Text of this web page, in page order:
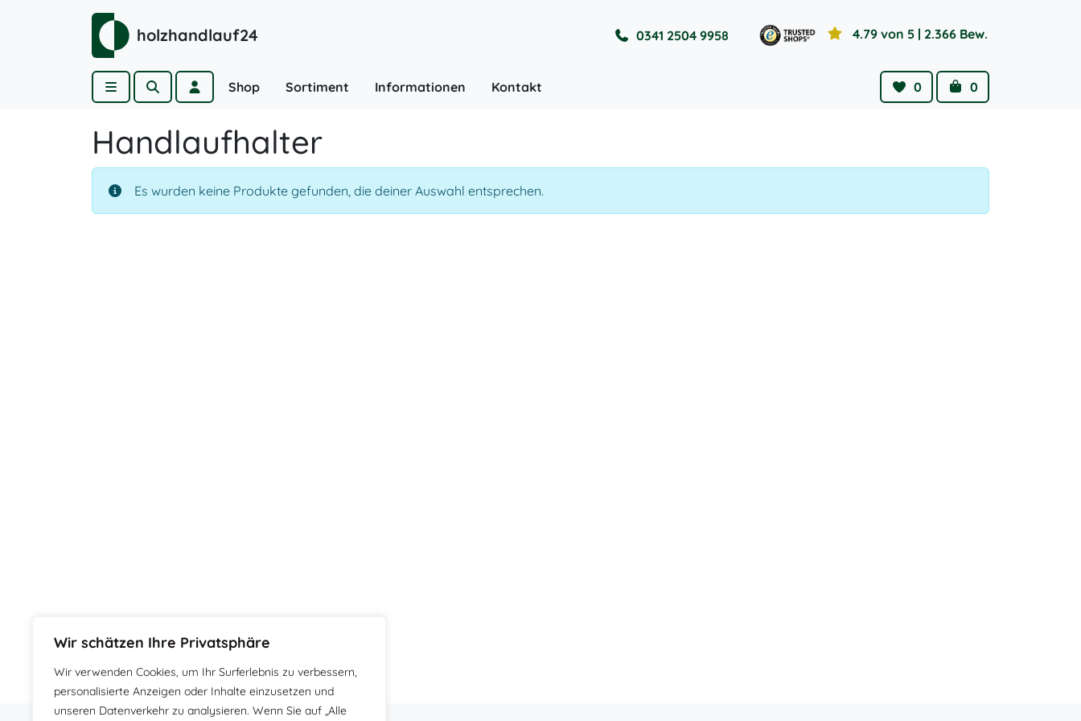
Wir schätzen Ihre Privatsphäre
Wir verwenden Cookies, um Ihr Surferlebnis zu verbessern,
personalisierte Anzeigen oder Inhalte einzusetzen und
unseren Datenverkehr zu analysieren. Wenn Sie auf „Alle
Weiter zum Inhalt
holzhandlauf24 0341 2504 9958 4.79 von 5 | 2.366 Bew.
Menu Suche Account
Shop Sortiment Informationen Kontakt
Wishlist
0
Cart
0
Handlaufhalter
Es wurden keine Produkte gefunden, die deiner Auswahl entsprechen.